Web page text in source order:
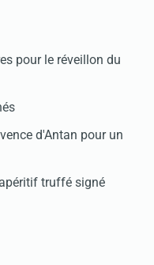
pour le réveillon du
d'Antan pour un
truffé signé